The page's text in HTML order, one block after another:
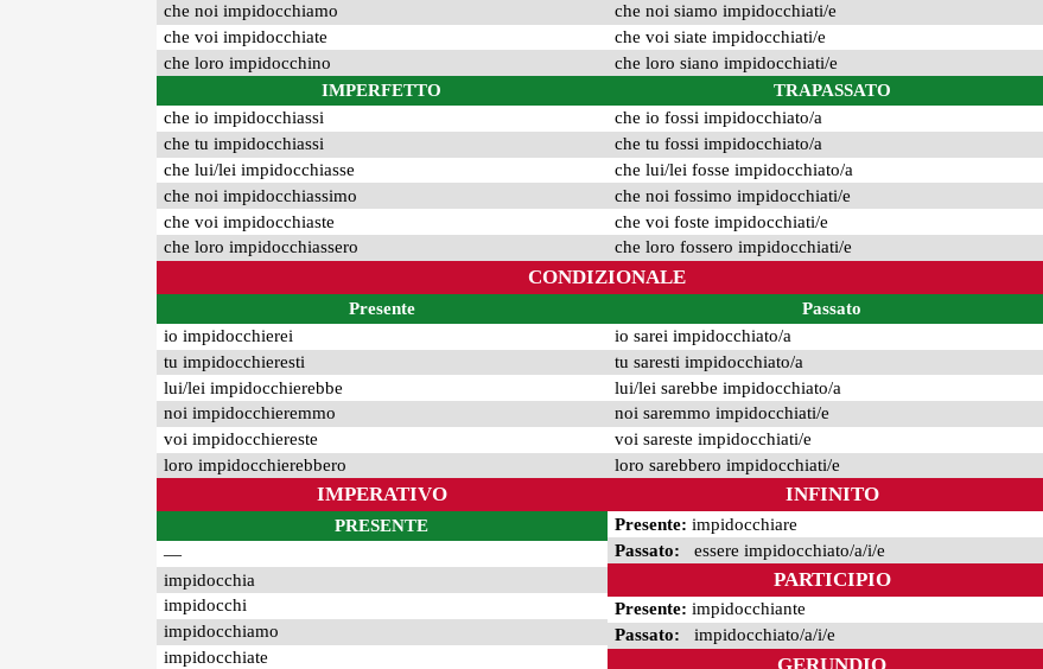
che noi impidocchiamo
che voi impidocchiate
che loro impidocchino
IMPERFETTO
che io impidocchiassi
che tu impidocchiassi
che lui/lei impidocchiasse
che noi impidocchiassimo
che voi impidocchiaste
che loro impidocchiassero
che noi siamo impidocchiati/e
che voi siate impidocchiati/e
che loro siano impidocchiati/e
TRAPASSATO
che io fossi impidocchiato/a
che tu fossi impidocchiato/a
che lui/lei fosse impidocchiato/a
che noi fossimo impidocchiati/e
che voi foste impidocchiati/e
che loro fossero impidocchiati/e
CONDIZIONALE
Presente
io impidocchierei
tu impidocchieresti
lui/lei impidocchierebbe
noi impidocchieremmo
voi impidocchiereste
loro impidocchierebbero
Passato
io sarei impidocchiato/a
tu saresti impidocchiato/a
lui/lei sarebbe impidocchiato/a
noi saremmo impidocchiati/e
voi sareste impidocchiati/e
loro sarebbero impidocchiati/e
IMPERATIVO
PRESENTE
—
impidocchia
impidocchi
impidocchiamo
impidocchiate
INFINITO
Presente: impidocchiare
Passato: essere impidocchiato/a/i/e
PARTICIPIO
Presente: impidocchiante
Passato: impidocchiato/a/i/e
GERUNDIO